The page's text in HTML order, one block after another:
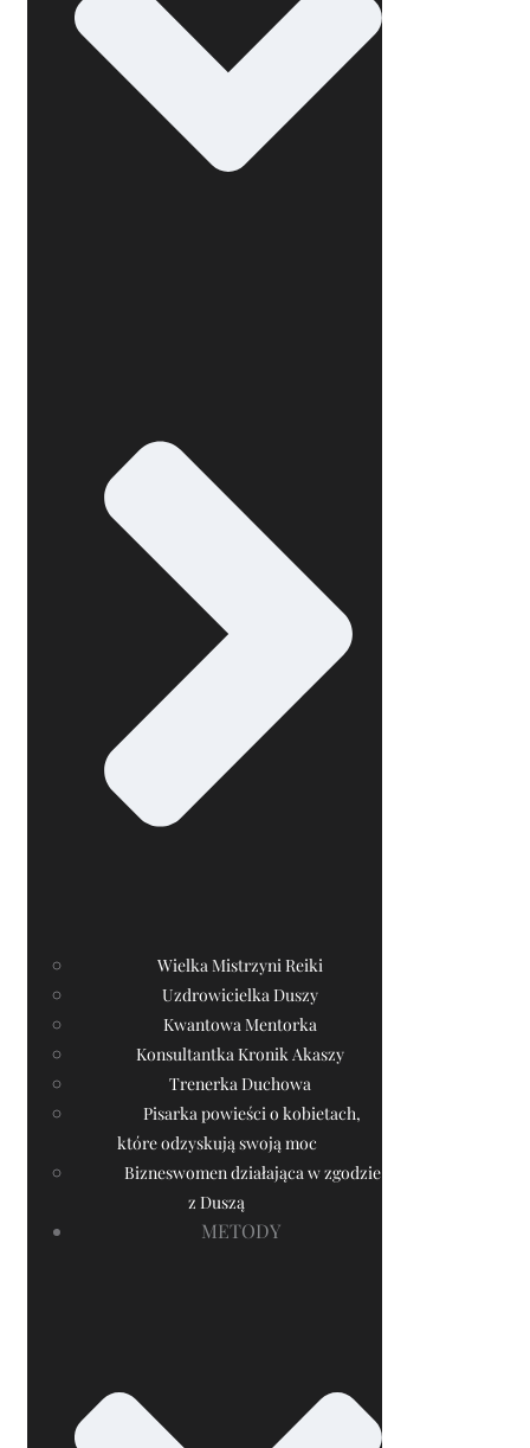
Wielka Mistrzyni Reiki
Uzdrowicielka Duszy
Kwantowa Mentorka
Konsultantka Kronik Akaszy
Trenerka Duchowa
Pisarka powieści o kobietach,
które odzyskują swoją moc
Bizneswomen działająca w zgodzie
z Duszą
METODY